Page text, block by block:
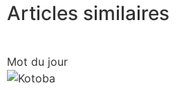
Articles similaires
Mot du jour